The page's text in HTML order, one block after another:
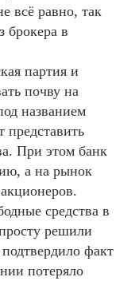
всё равно, так
брокера в
партия и
почву на
названием
представить
При этом банк
а на рынок
средства в
решили
факт
потеряло